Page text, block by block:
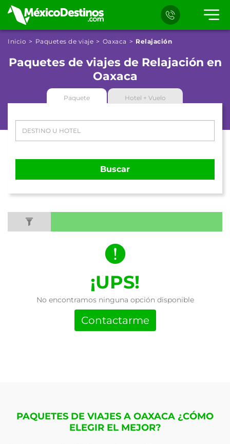
Inicio Paquetes de viaje Oaxaca Relajación
Paquetes de viajes de Relajación en
Oaxaca
Paquete Hotel + Vuelo
Buscar
¡UPS!
No encontramos ninguna opción disponible
Contactarme
PAQUETES DE VIAJES A OAXACA ¿CÓMO
ELEGIR EL MEJOR?